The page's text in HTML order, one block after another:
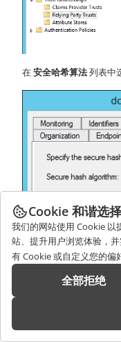
在安全哈希算法列表中
Cookie 和谐选择
我们的网站使用 Cookie 以
站、提升用户浏览体验，
有 Cookie 或自定义您的偏
全部拒绝